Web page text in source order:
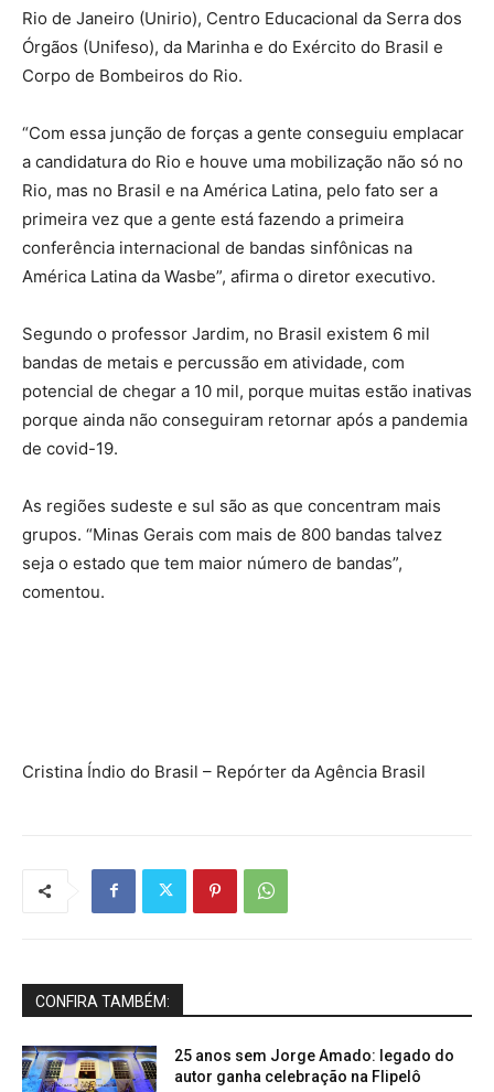
Rio de Janeiro (Unirio), Centro Educacional da Serra dos
Órgãos (Unifeso), da Marinha e do Exército do Brasil e
Corpo de Bombeiros do Rio.
“Com essa junção de forças a gente conseguiu emplacar
a candidatura do Rio e houve uma mobilização não só no
Rio, mas no Brasil e na América Latina, pelo fato ser a
primeira vez que a gente está fazendo a primeira
conferência internacional de bandas sinfônicas na
América Latina da Wasbe”, afirma o diretor executivo.
Segundo o professor Jardim, no Brasil existem 6 mil
bandas de metais e percussão em atividade, com
potencial de chegar a 10 mil, porque muitas estão inativas
porque ainda não conseguiram retornar após a pandemia
de covid-19.
As regiões sudeste e sul são as que concentram mais
grupos. “Minas Gerais com mais de 800 bandas talvez
seja o estado que tem maior número de bandas”,
comentou.
Cristina Índio do Brasil – Repórter da Agência Brasil
CONFIRA TAMBÉM:
25 anos sem Jorge Amado: legado do
autor ganha celebração na Flipelô